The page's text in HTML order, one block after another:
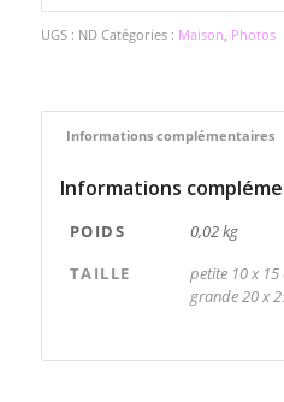
UGS : ND Catégories : Maison, Photos
Informations complémentaires
Informations
POIDS
0,02 kg
TAILLE
petite 10 x 15
grande 20 x